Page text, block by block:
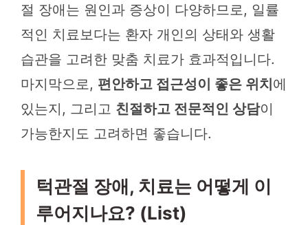
절 장애는 원인과 증상이 다양하므로, 일률
적인 치료보다는 환자 개인의 상태와 생활
습관을 고려한 맞춤 치료가 효과적입니다.
마지막으로, 편안하고 접근성이 좋은 위치에
있는지, 그리고 친절하고 전문적인 상담이
가능한지도 고려하면 좋습니다.
턱관절 장애, 치료는 어떻게 이
루어지나요? (List)